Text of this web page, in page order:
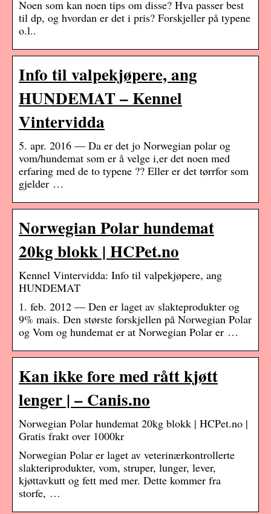
Noen som kan noen tips om disse? Hva passer best
til dp, og hvordan er det i pris? Forskjeller på typene
o.l..
Info til valpekjøpere, ang
HUNDEMAT – Kennel
Vintervidda
5. apr. 2016 — Da er det jo Norwegian polar og
vom/hundemat som er å velge i,er det noen med
erfaring med de to typene ?? Eller er det tørrfor som
gjelder …
Norwegian Polar hundemat
20kg blokk | HCPet.no
Kennel Vintervidda: Info til valpekjøpere, ang
HUNDEMAT
1. feb. 2012 — Den er laget av slakteprodukter og
9% mais. Den største forskjellen på Norwegian Polar
og Vom og hundemat er at Norwegian Polar er …
Kan ikke fore med rått kjøtt
lenger | – Canis.no
Norwegian Polar hundemat 20kg blokk | HCPet.no |
Gratis frakt over 1000kr
Norwegian Polar er laget av veterinærkontrollerte
slakteriprodukter, vom, struper, lunger, lever,
kjøttavkutt og fett med mer. Dette kommer fra
storfe, …